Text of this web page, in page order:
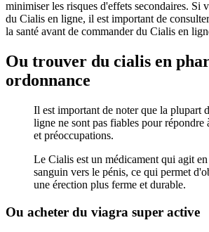
minimiser les risques d'effets secondaires. Si
du Cialis en ligne, il est important de
la santé avant de commander du Cialis en
Ou trouver du cialis en
ordonnance
Il est important de noter que la plupart
ligne ne sont pas fiables pour répondre
et préoccupations.
Le Cialis est un médicament qui agit
sanguin vers le pénis, ce qui permet
une érection plus ferme et durable.
Ou acheter du viagra super active